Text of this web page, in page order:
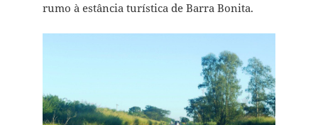
rumo à estância turística de Barra Bonita.